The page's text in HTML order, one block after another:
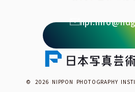
© 2026 NIPPON PHOTOGRAPHY